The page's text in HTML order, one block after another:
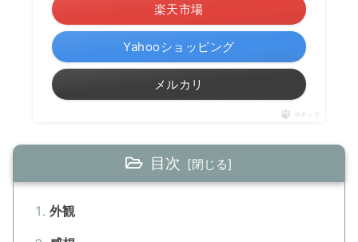
楽天市場
Yahooショッピング
メルカリ
ポチップ
目次
外観